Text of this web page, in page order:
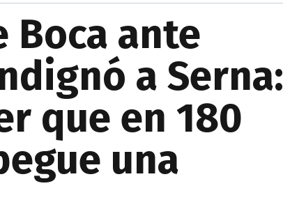
Boca ante
a Serna:
que en 180
una